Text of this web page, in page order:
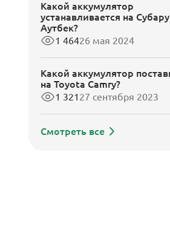
Какой аккумулятор
устанавливается на Субару
Аутбек?
1 46426 мая 2024
Какой аккумулятор
на Toyota Camry?
1 321 27 сентября 2023
Смотреть все